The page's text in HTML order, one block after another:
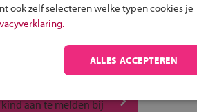
aan te melden bij
ook zelf selecteren welke typen cookies je
ALLES ACCEPTEREN